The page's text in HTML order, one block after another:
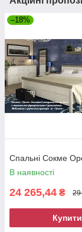
–18%
Спальні Сокме
В наявності
24 265,44 ₴ 29
Купити